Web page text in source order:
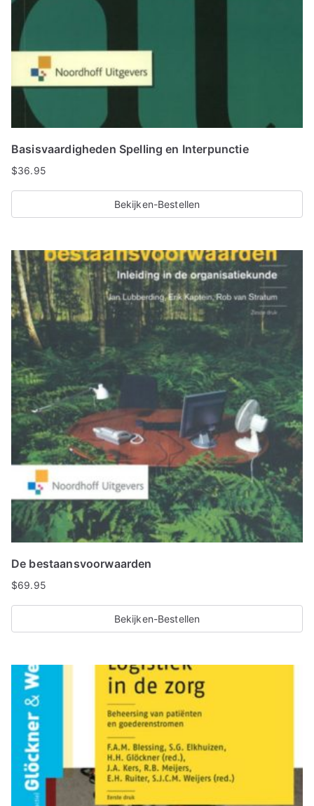
Basisvaardigheden Spelling en Interpunctie
$36.95
Bekijken-Bestellen
De bestaansvoorwaarden
$69.95
Bekijken-Bestellen